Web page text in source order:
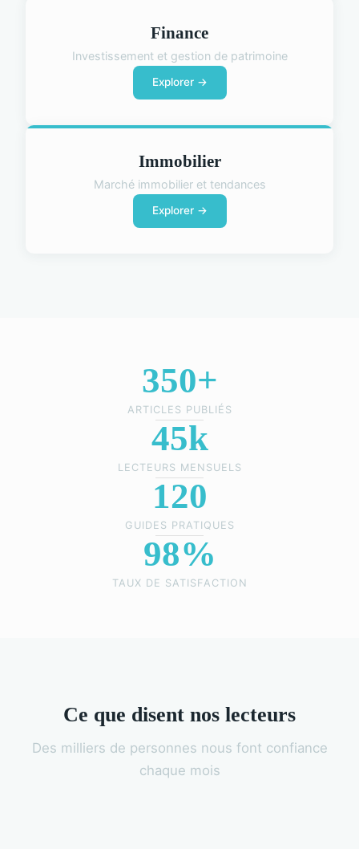
Finance
Investissement et gestion de patrimoine
Explorer →
Immobilier
Marché immobilier et tendances
Explorer →
350+
ARTICLES PUBLIÉS
45k
LECTEURS MENSUELS
120
GUIDES PRATIQUES
98%
TAUX DE SATISFACTION
Ce que disent nos lecteurs
Des milliers de personnes nous font confiance
chaque mois